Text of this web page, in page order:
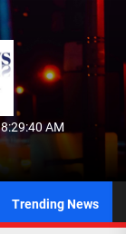
8:29:41 AM
Trending News